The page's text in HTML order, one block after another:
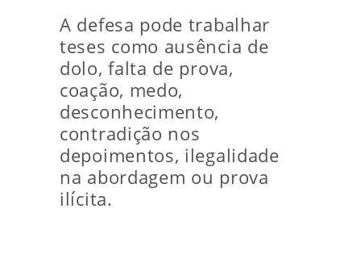
A defesa pode trabalhar
teses como ausência de
dolo, falta de prova,
coação, medo,
desconhecimento,
contradição nos
depoimentos, ilegalidade
na abordagem ou prova
ilícita.